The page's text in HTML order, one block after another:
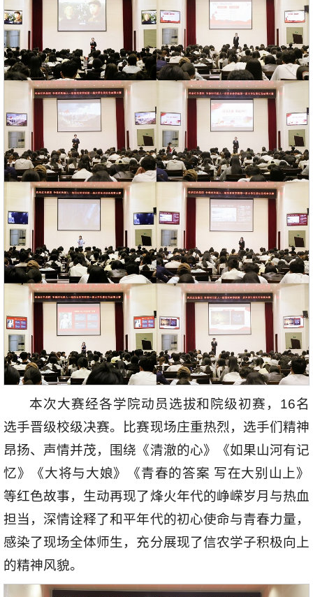
本次大赛经各学院动员选拔和院级初赛，16名
选手晋级校级决赛。比赛现场庄重热烈，选手们精神
昂扬、声情并茂，围绕《清澈的心》《如果山河有记
忆》《大将与大娘》《青春的答案 写在大别山上》
等红色故事，生动再现了烽火年代的峥嵘岁月与热血
担当，深情诠释了和平年代的初心使命与青春力量，
感染了现场全体师生，充分展现了信农学子积极向上
的精神风貌。